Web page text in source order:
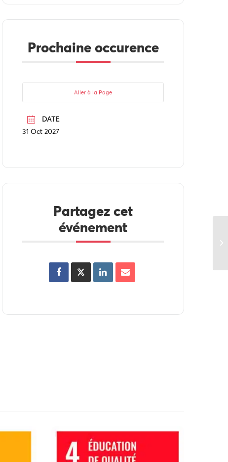
Prochaine occurence
Aller à la Page
DATE
31 Oct 2027
Partagez cet
événement